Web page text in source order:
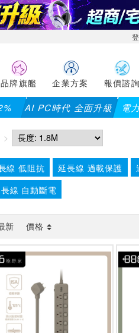
品牌旗艦 企業方案 報價諮詢
AI PC時代 全面升級 電
線 低阻抗 延長線 過載保護
線 自動斷電
新 價格